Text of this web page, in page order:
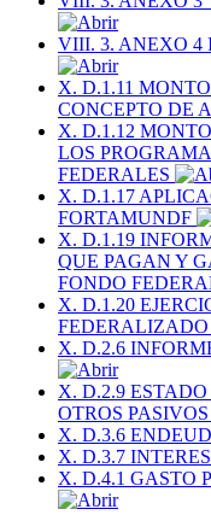
VIII. 3. ANEXO 4
X. D.1.11
CONCEPTO DE
X. D.1.12
LOS
FEDERALES
X. D.1.17
FORTAMUNDF
X. D.1.19
QUE PAGAN Y
FONDO
X. D.1.20
FEDERALIZADO
X. D.2.6
X. D.2.9
OTROS PASIVOS
X. D.3.6
X. D.3.7
X. D.4.1 GASTO